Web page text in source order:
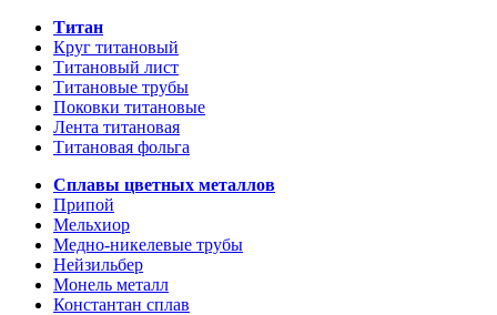
Титан
Круг титановый
Титановый лист
Титановые трубы
Поковки титановые
Лента титановая
Титановая фольга
Сплавы цветных металлов
Припой
Мельхиор
Медно-никелевые трубы
Нейзильбер
Монель металл
Константан сплав